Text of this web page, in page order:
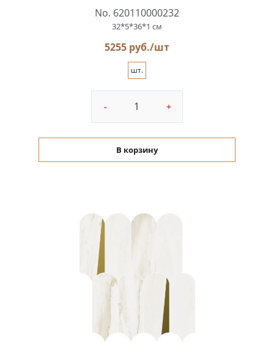
No. 620110000232
32*5*36*1 см
5255 руб./шт
шт.
- +
В корзину